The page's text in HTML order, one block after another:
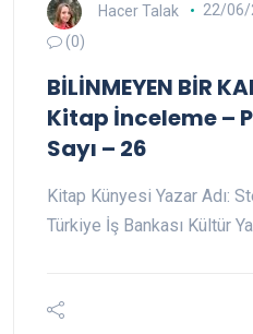
Hacer Talak 22/06/
(0)
BİLİNMEYEN BİR
Kitap İnceleme –
Sayı – 26
Kitap Künyesi Yazar Adı:
Türkiye İş Bankası Kültür